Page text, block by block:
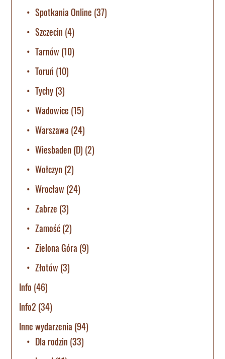
Spotkania Online (37)
Szczecin (4)
Tarnów (10)
Toruń (10)
Tychy(3)
Wadowice (15)
Warszawa (24)
Wiesbaden (D) (2)
Wołczyn (2)
Wrocław (24)
Zabrze (3)
Zamość(2)
Zielona Góra (9)
Złotów (3)
Info (46)
Info2 (34)
Inne wydarzenia (94)
Dla rodzin (33)